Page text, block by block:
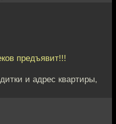
предъявит!!!
и адрес квартиры,